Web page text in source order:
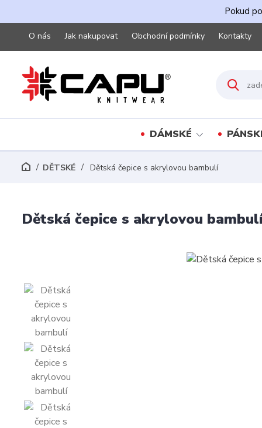
Pokud
O nás Jak nakupovat Obchodní podmínky Kontakty
DÁMSKÉ
DĚTSKÉ Dětská čepice s akrylovou bambulí
Dětská čepice s akrylovou